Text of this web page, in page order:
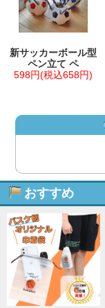
新サッカーボール型
ペン立て ペ
598円(税込658円)
おすすめ